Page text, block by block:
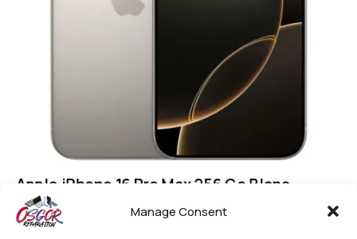
Manage Consent
Apple iPhone 16 Pro Max 256 Go Blanc
Titane
Apple